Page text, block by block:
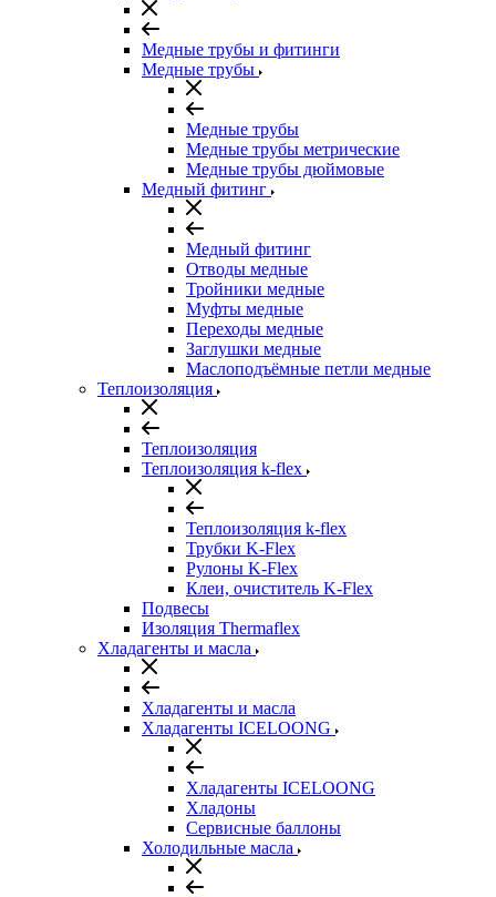
Медные трубы и фитинги
Медные трубы
Медные трубы
Медные трубы метрические
Медные трубы дюймовые
Медный фитинг
Медный фитинг
Отводы медные
Тройники медные
Муфты медные
Переходы медные
Заглушки медные
Маслоподъёмные петли медные
Теплоизоляция
Теплоизоляция
Теплоизоляция k-flex
Теплоизоляция k-flex
Трубки K-Flex
Рулоны K-Flex
Клеи, очиститель K-Flex
Подвесы
Изоляция Thermaflex
Хладагенты и масла
Хладагенты и масла
Хладагенты ICELOONG
Хладагенты ICELOONG
Хладоны
Сервисные баллоны
Холодильные масла